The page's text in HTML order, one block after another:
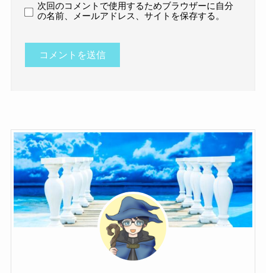
次回のコメントで使用するためブラウザーに自分
の名前、メールアドレス、サイトを保存する。